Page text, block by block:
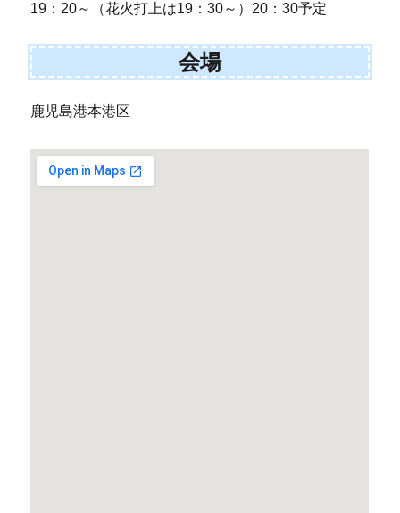
19：20～（花火打上は19：30～）20：30予定
会場
鹿児島港本港区